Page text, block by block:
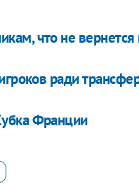
что не
ради
Франции